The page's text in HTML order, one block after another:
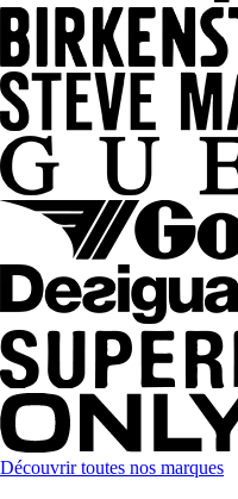
Découvrir toutes nos marques